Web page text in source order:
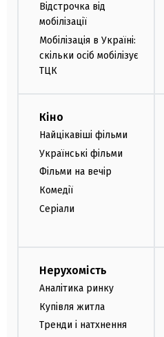
Відстрочка від
мобілізації
Мобілізація в Україні:
скільки осіб мобілізує
ТЦК
Кіно
Найцікавіші фільми
Українські фільми
Фільми на вечір
Комедії
Серіали
Нерухомість
Аналітика ринку
Купівля житла
Тренди і натхнення